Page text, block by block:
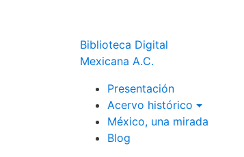
Biblioteca Digital
Mexicana A.C.
Presentación
Acervo histórico
México, una mirada
Blog